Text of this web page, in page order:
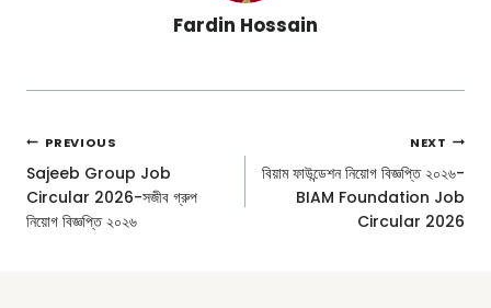
Fardin Hossain
Post
Navigation
PREVIOUS
Sajeeb Group Job
Circular 2026-সজীব গ্রুপ
নিয়োগ বিজ্ঞপ্তি ২০২৬
NEXT
বিয়াম ফাউন্ডেশন ‍নিয়োগ বিজ্ঞপ্তি ২০২৬-
BIAM Foundation Job
Circular 2026